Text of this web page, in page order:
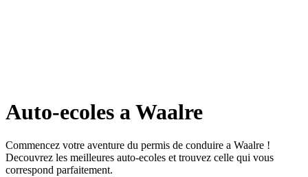
Auto-ecoles a Waalre
Commencez votre aventure du permis de conduire a Waalre !
Decouvrez les meilleures auto-ecoles et trouvez celle qui vous
correspond parfaitement.